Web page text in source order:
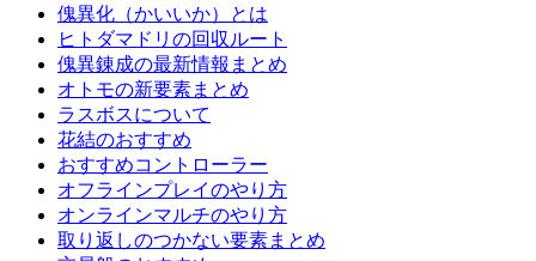
傀異化（かいいか）とは
ヒトダマドリの回収ルート
傀異錬成の最新情報まとめ
オトモの新要素まとめ
ラスボスについて
花結のおすすめ
おすすめコントローラー
オフラインプレイのやり方
オンラインマルチのやり方
取り返しのつかない要素まとめ